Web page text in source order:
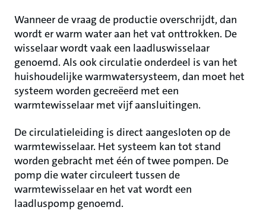
Wanneer de vraag de productie overschrijdt, dan
wordt er warm water aan het vat onttrokken. De
wisselaar wordt vaak een laadluswisselaar
genoemd. Als ook circulatie onderdeel is van het
huishoudelijke warmwatersysteem, dan moet het
systeem worden gecreëerd met een
warmtewisselaar met vijf aansluitingen.
De circulatieleiding is direct aangesloten op de
warmtewisselaar. Het systeem kan tot stand
worden gebracht met één of twee pompen. De
pomp die water circuleert tussen de
warmtewisselaar en het vat wordt een
laadluspomp genoemd.